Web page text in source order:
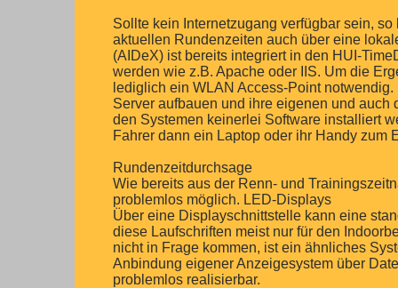
Sollte kein Internetzugang verfügbar sein,
aktuellen Rundenzeiten auch über eine
(AIDeX) ist bereits integriert in den HUI-
werden wie z.B. Apache oder IIS. Um die
lediglich ein WLAN Access-Point
Server aufbauen und ihre eigenen und
den Systemen keinerlei Software installiert
Fahrer dann ein Laptop oder ihr Handy zum
Rundenzeitdurchsage
Wie bereits aus der Renn- und
problemlos möglich. LED-Displays
Über eine Displayschnittstelle kann eine
diese Laufschriften meist nur für den
nicht in Frage kommen, ist ein ähnliches
Anbindung eigener Anzeigesystem über
problemlos realisierbar.